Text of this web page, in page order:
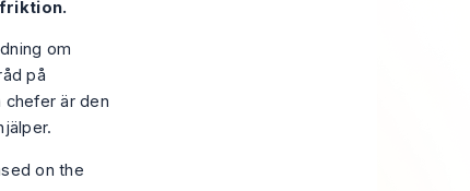
om
på
är den